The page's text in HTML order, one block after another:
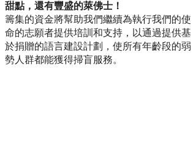
甜點，還有豐盛的萊佛士！
籌集的資金將幫助我們繼續為執行我們的使
命的志願者提供培訓和支持，以通過提供基
於捐贈的語言建設計劃，使所有年齡段的弱
勢人群都能獲得掃盲服務。